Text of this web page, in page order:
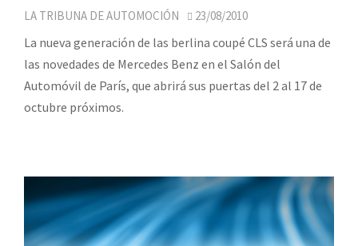
LA TRIBUNA DE AUTOMOCIÓN 23/08/2010
La nueva generación de las berlina coupé CLS será una de
las novedades de Mercedes Benz en el Salón del
Automóvil de París, que abrirá sus puertas del 2 al 17 de
octubre próximos.